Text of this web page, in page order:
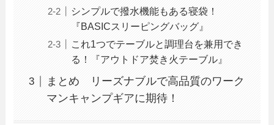
シンプルで撥水機能もある寝袋！
『BASICスリーピングバッグ』
これ1つでテーブルと調理台を兼用でき
る！『アウトドア焚き火テーブル』
まとめ リーズナブルで高品質のワーク
マンキャンプギアに期待！